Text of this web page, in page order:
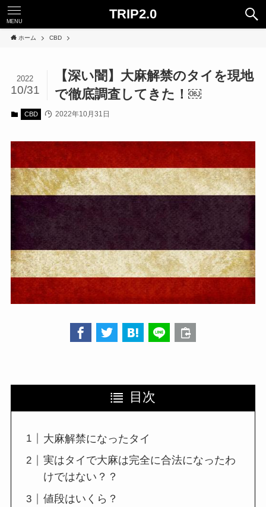
TRIP2.0
MENU
ホーム CBD
【深い闇】大麻解禁のタイを現地
で徹底調査してきた！￼
2022
10/31
CBD 2022年10月31日
目次
大麻解禁になったタイ
実はタイで大麻は完全に合法になったわ
けではない？？
値段はいくら？